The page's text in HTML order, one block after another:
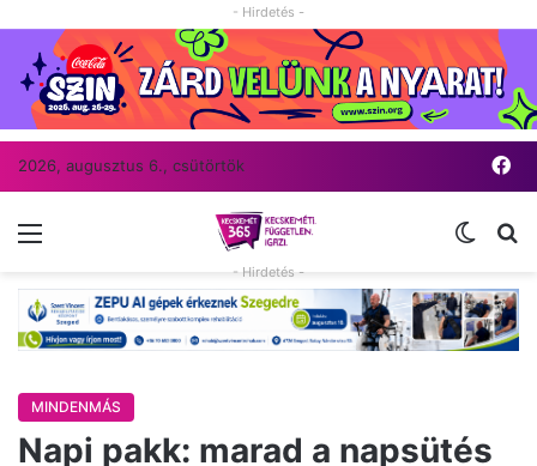
- Hirdetés -
2026, augusztus 6., csütörtök
Menü
- Hirdetés -
MINDENMÁS
Napi pakk: marad a napsütés